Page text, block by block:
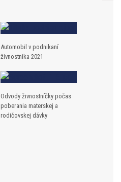
Automobil v podnikaní
živnostníka 2021
Odvody živnostníčky počas
poberania materskej a
rodičovskej dávky